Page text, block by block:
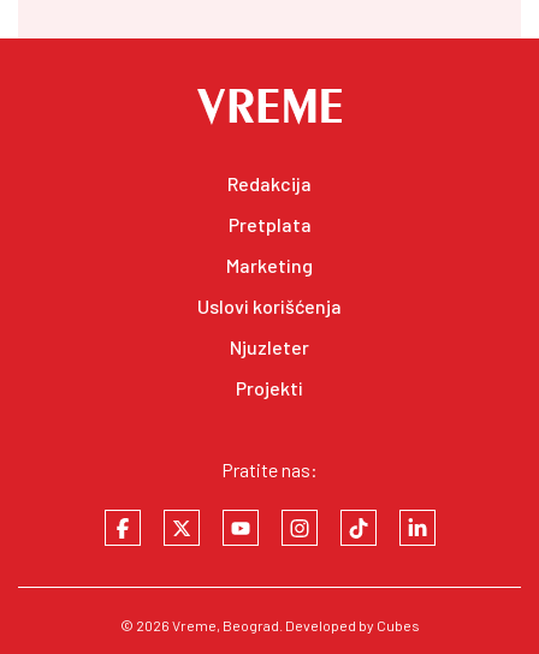
Redakcija
Pretplata
Marketing
Uslovi korišćenja
Njuzleter
Projekti
Pratite nas:
© 2026 Vreme, Beograd. Developed by Cubes